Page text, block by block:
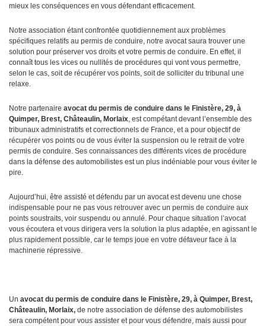
mieux les conséquences en vous défendant efficacement.
Notre association étant confrontée quotidiennement aux problèmes
spécifiques relatifs au permis de conduire, notre avocat saura trouver une
solution pour préserver vos droits et votre permis de conduire. En effet, il
connaît tous les vices ou nullités de procédures qui vont vous permettre,
selon le cas, soit de récupérer vos points, soit de solliciter du tribunal une
relaxe.
Notre partenaire avocat du permis de conduire dans le Finistère, 29, à
Quimper, Brest, Châteaulin, Morlaix, est compétant devant l’ensemble des
tribunaux administratifs et correctionnels de France, et a pour objectif de
récupérer vos points ou de vous éviter la suspension ou le retrait de votre
permis de conduire. Ses connaissances des différents vices de procédure
dans la défense des automobilistes est un plus indéniable pour vous éviter le
pire.
Aujourd’hui, être assisté et défendu par un avocat est devenu une chose
indispensable pour ne pas vous retrouver avec un permis de conduire aux
points soustraits, voir suspendu ou annulé. Pour chaque situation l’avocat
vous écoutera et vous dirigera vers la solution la plus adaptée, en agissant le
plus rapidement possible, car le temps joue en votre défaveur face à la
machinerie répressive.
Un avocat du permis de conduire dans le Finistère, 29, à Quimper, Brest,
Châteaulin, Morlaix, de notre association de défense des automobilistes
sera compétent pour vous assister et pour vous défendre, mais aussi pour